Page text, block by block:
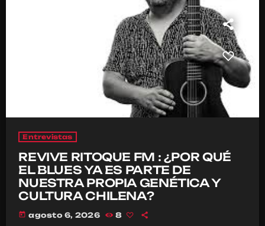
Entrevistas
REVIVE RITOQUE FM : ¿POR QUÉ
EL BLUES YA ES PARTE DE
NUESTRA PROPIA GENÉTICA Y
CULTURA CHILENA?
today agosto 6, 2026 8